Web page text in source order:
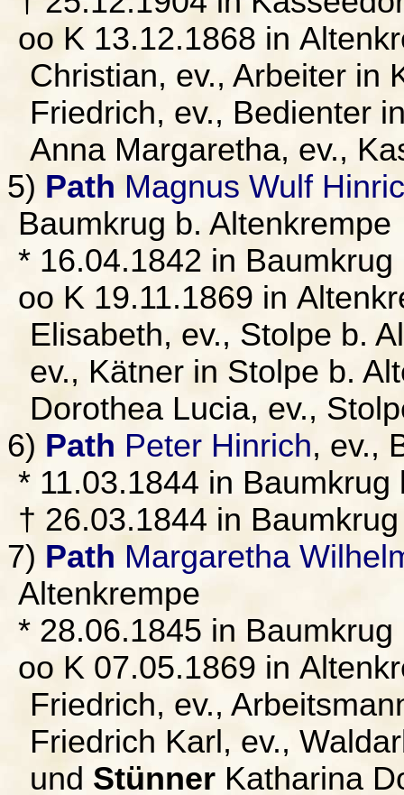
oo K 13.12.1868 in
Christian, ev., Arbeiter in
Friedrich, ev., Bedienter
Anna Margaretha, ev.,
5) Path Magnus Wulf
Baumkrug b. Altenkrempe
* 16.04.1842 in
oo K 19.11.1869 in
Elisabeth, ev., Stolpe b.
ev., Kätner in Stolpe b.
Dorothea Lucia, ev.,
6) Path Peter Hinrich, ev.,
* 11.03.1844 in
† 26.03.1844 in
7) Path Margaretha
Altenkrempe
* 28.06.1845 in
oo K 07.05.1869 in
Friedrich, ev.,
Friedrich Karl, ev.,
und StünnerKatharina